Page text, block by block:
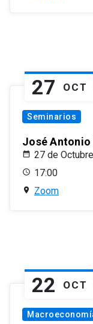
27 OCT
Seminarios
José Antonio
27 de
17:00
Zoom
22 OCT